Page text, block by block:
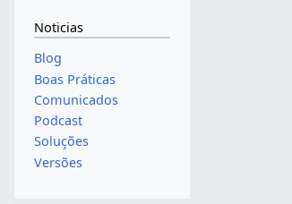
Noticias
Blog
Boas Práticas
Comunicados
Podcast
Soluções
Versões